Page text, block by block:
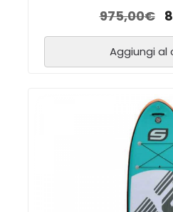
975,00€
Aggiungi al